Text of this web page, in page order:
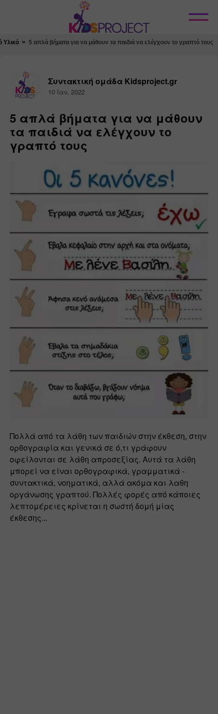
Κλείσιμο
Υλικό 5 απλά βήματα για να μάθουν τα παιδιά να ελέγχουν το γραπτό τους
Συντακτική ομάδα Kidsproject.gr
10 Ιαν, 2022
5 απλά βήματα για να μάθουν
τα παιδιά να ελέγχουν το
γραπτό τους
Πολλά από τα λάθη των παιδιών στην έκθεση, στην
ορθογραφία και γενικά σε ό,τι γράφουν
οφείλονται σε λάθη απροσεξίας. Αυτά τα λάθη
μπορεί να είναι ορθογραφικά, γραμματικά -
συντακτικά, νοηματικά, αλλά ακόμα και λαθη
οργάνωσης γραπτού. Πολλές φορές από κάποιες
λεπτομέρειες κρίνεται η σωστή δομή μίας
έκθεσης...